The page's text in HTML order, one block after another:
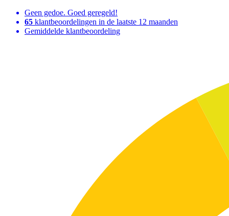
Geen gedoe. Goed geregeld!
65 klantbeoordelingen in de laatste 12 maanden
Gemiddelde klantbeoordeling